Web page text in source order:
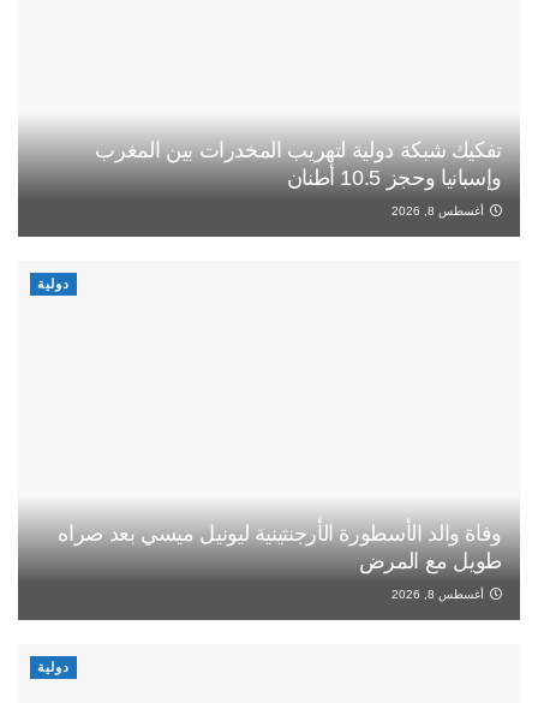
تفكيك شبكة دولية لتهريب المخدرات بين المغرب
وإسبانيا وحجز 10.5 أطنان
أغسطس 8, 2026
دولية
وفاة والد الأسطورة الأرجنتينية ليونيل ميسي بعد صراه
طويل مع المرض
أغسطس 8, 2026
دولية